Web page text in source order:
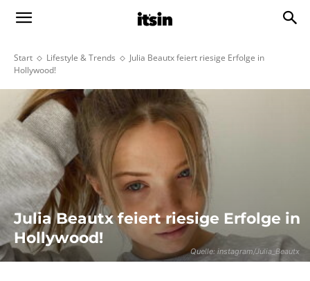
Start Lifestyle & Trends
Julia Beautx feiert riesige Erfolge in
Hollywood!
Quelle: instagram/Julia_Beautx
Julia Beautx feiert riesige Erfolge in
Hollywood!